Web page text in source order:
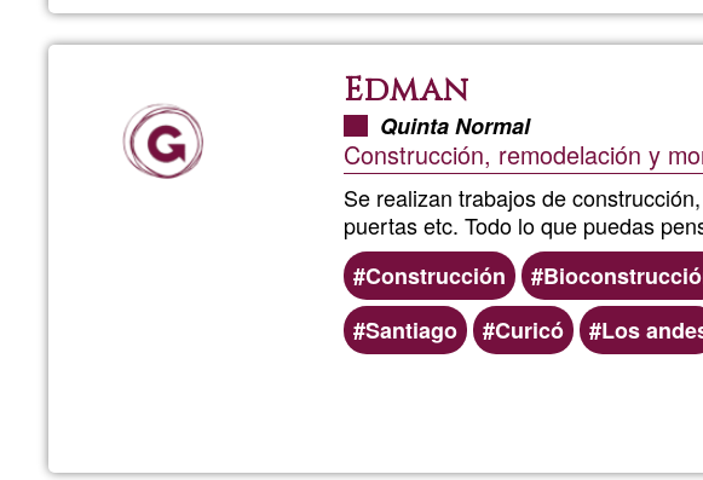
Edman
Quinta Normal
Construcción, remodelación y
Se realizan trabajos de
puertas etc. Todo lo que puedas
Construcción
Santiago
Curicó Los